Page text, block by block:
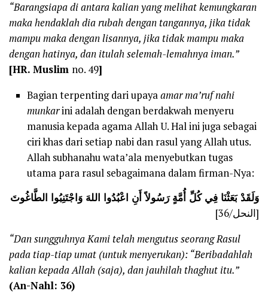
“Barangsiapa di antara kalian yang melihat kemungkaran
maka hendaklah dia rubah dengan tangannya, jika tidak
mampu maka dengan lisannya, jika tidak mampu maka
dengan hatinya, dan itulah selemah-lemahnya iman.”
[HR. Muslim no. 49]
Bagian terpenting dari upayaamar ma’ruf nahi
munkarini adalah dengan berdakwah menyeru
manusia kepada agama Allah U. Hal ini juga sebagai
ciri khas dari setiap nabi dan rasul yang Allah utus.
Allah subhanahu wata’ala menyebutkan tugas
utama para rasul sebagaimana dalam firman-Nya:
وَلَقَدْ بَعَثْنَا فِي كُلِّ أُمَّةٍ رَسُولاً أَنِ اعْبُدُوا اللهَ وَاجْتَنِبُوا الطَّاغُوتَ
[النحل/36]
“Dan sungguhnya Kami telah mengutus seorang Rasul
pada tiap-tiap umat (untuk menyerukan): “Beribadahlah
kalian kepada Allah (saja), dan jauhilah thaghut itu.”
(An-Nahl: 36)